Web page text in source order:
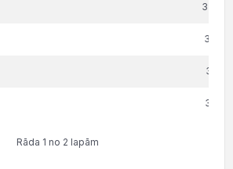
3
3
3
3
Rāda 1 no 2 lapām